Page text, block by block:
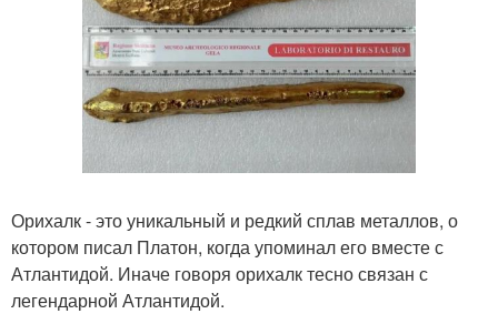
Орихалк - это уникальный и редкий сплав металлов, о
котором писал Платон, когда упоминал его вместе с
Атлантидой. Иначе говоря орихалк тесно связан с
легендарной Атлантидой.